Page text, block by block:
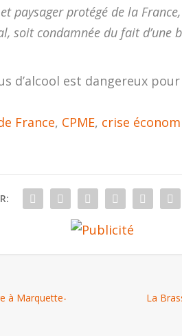
paysager protégé de la
soit condamnée du fait d’une
d’alcool est dangereux
France, CPME, crise
à Marquette-
La